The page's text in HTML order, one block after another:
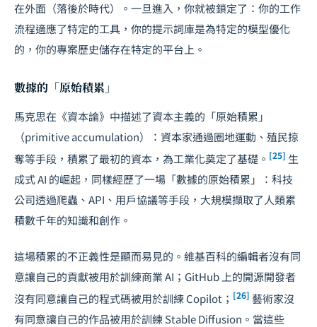
在外面（落後於時代）。一旦進入，你就被鎖定了：你的工作
流程適應了特定的工具，你的提示詞庫是為特定的模型優化
的，你的專案歷史儲存在特定的平台上。
數據的「原始積累」
馬克思在《資本論》中描述了資本主義的「原始積累」
（primitive accumulation）：資本家通過圈地運動、殖民掠
奪等手段，積累了最初的資本，為工業化奠定了基礎。 [25] 生
成式 AI 的崛起，同樣經歷了一場「數據的原始積累」：科技
公司透過爬蟲、API、用戶協議等手段，大規模擷取了人類累
積數千年的知識和創作。
這場積累的不正義性是顯而易見的。維基百科的編輯者沒有同
意讓自己的貢獻被用於訓練商業 AI；GitHub 上的開源開發者
沒有同意讓自己的程式碼被用於訓練 Copilot； [26] 藝術家沒
有同意讓自己的作品被用於訓練 Stable Diffusion。當這些